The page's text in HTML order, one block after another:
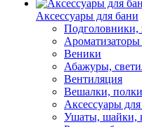
Аксессуары для бани
Подголовники,
Веники
Абажуры,
Вентиляция
Вешалки, полки
Аксессуары
Ушаты, шайки,